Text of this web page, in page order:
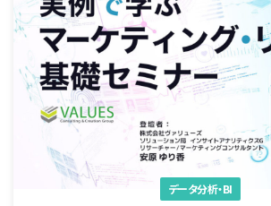
データ分析・BI